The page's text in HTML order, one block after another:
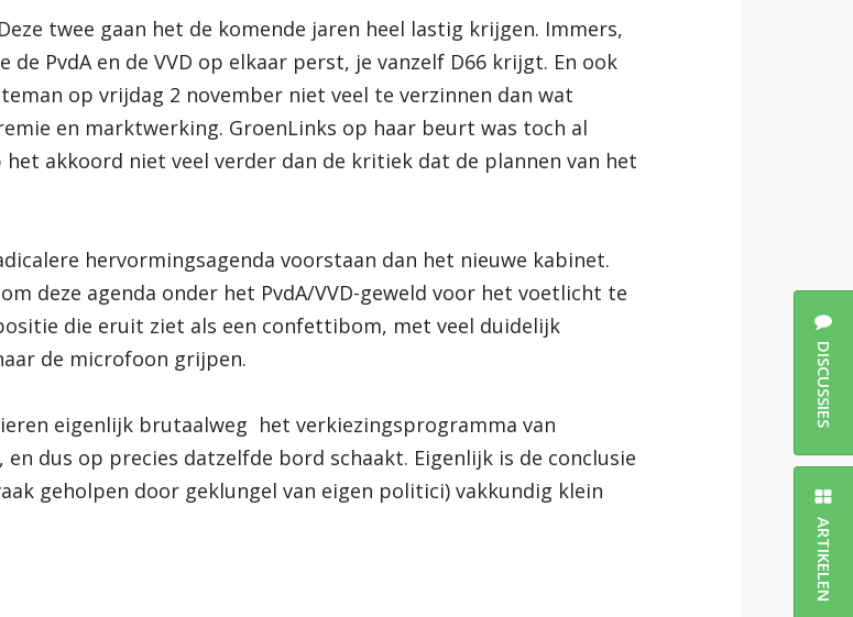
twee gaan het de komende jaren heel lastig krijgen. Immers,
PvdA en de VVD op elkaar perst, je vanzelf D66 krijgt. En ook
op vrijdag 2 november niet veel te verzinnen dan wat
en marktwerking. GroenLinks op haar beurt was toch al
akkoord niet veel verder dan de kritiek dat de plannen van het
hervormingsagenda voorstaan dan het nieuwe kabinet.
deze agenda onder het PvdA/VVD-geweld voor het voetlicht te
die eruit ziet als een confettibom, met veel duidelijk
de microfoon grijpen.
eigenlijk brutaalweg het verkiezingsprogramma van
dus op precies datzelfde bord schaakt. Eigenlijk is de conclusie
geholpen door geklungel van eigen politici) vakkundig klein
DISCUSSIES
ARTIKELEN